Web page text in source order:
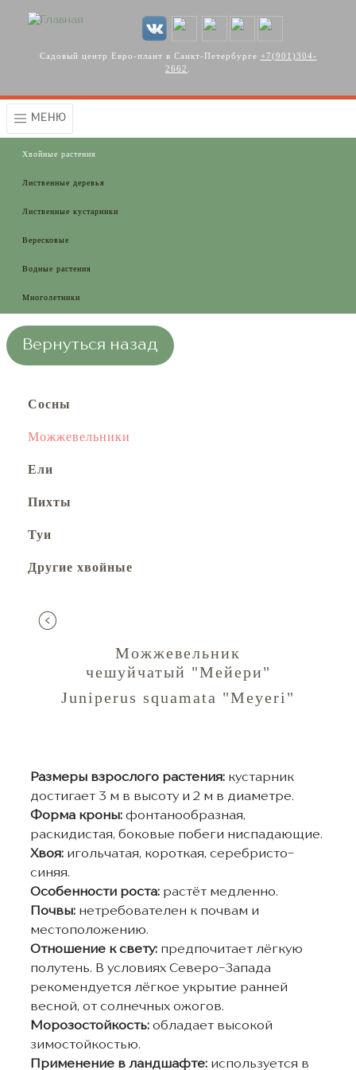
Садовый центр Евро-плант в Санкт-Петербурге +7(901)304-
2662
МЕНЮ
Хвойные растения
Лиственные деревья
Лиственные кустарники
Вересковые
Водные растения
Многолетники
Вернуться назад
Сосны
Можжевельники
Ели
Пихты
Туи
Другие хвойные
Можжевельник
чешуйчатый "Мейери"
Juniperus squamata "Meyeri"
Размеры взрослого растения: кустарник
достигает 3 м в высоту и 2 м в диаметре.
Форма кроны: фонтанообразная,
раскидистая, боковые побеги ниспадающие.
Хвоя: игольчатая, короткая, серебристо-
синяя.
Особенности роста:растёт медленно.
Почвы: нетребователен к почвам и
местоположению.
Отношение к свету:предпочитает лёгкую
полутень. В условиях Северо-Запада
рекомендуется лёгкое укрытие ранней
весной, от солнечных ожогов.
Морозостойкость:обладает высокой
зимостойкостью.
Применение в ландшафте:используется в